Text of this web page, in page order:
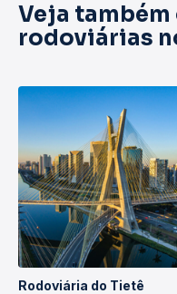
Veja
rodoviárias
Rodoviária do Tietê